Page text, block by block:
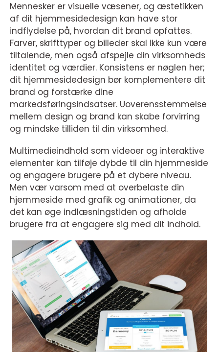
Mennesker er visuelle væsener, og æstetikken
af dit hjemmesidedesign kan have stor
indflydelse på, hvordan dit brand opfattes.
Farver, skrifttyper og billeder skal ikke kun være
tiltalende, men også afspejle din virksomheds
identitet og værdier. Konsistens er nøglen her;
dit hjemmesidedesign bør komplementere dit
brand og forstærke dine
markedsføringsindsatser. Uoverensstemmelse
mellem design og brand kan skabe forvirring
og mindske tilliden til din virksomhed.
Multimedieindhold som videoer og interaktive
elementer kan tilføje dybde til din hjemmeside
og engagere brugere på et dybere niveau.
Men vær varsom med at overbelaste din
hjemmeside med grafik og animationer, da
det kan øge indlæsningstiden og afholde
brugere fra at engagere sig med dit indhold.